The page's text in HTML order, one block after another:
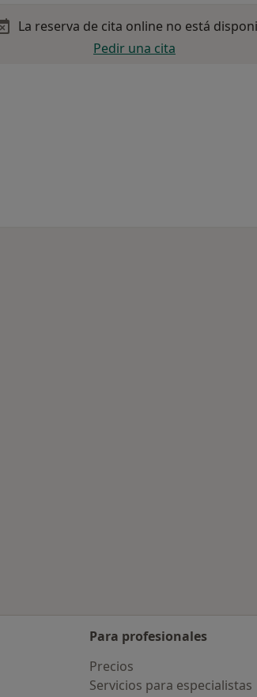
La reserva de cita online no está
Pedir una cita
Para profesionales
Precios
Servicios para especialistas